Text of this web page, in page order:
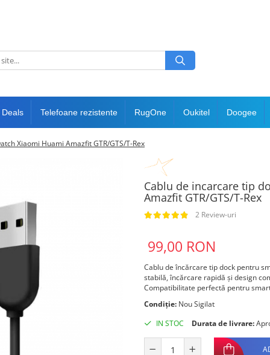
Deals Telefoane rezistente RugOne Oukitel Doogee
Xiaomi Huami Amazfit GTR/GTS/T-Rex
Cablu de incarcare tip
Amazfit GTR/GTS/T-Rex
2 Review-uri
99,00 RON
Cablu de încărcare tip dock pentru
stabilă, încărcare rapidă și design
Compatibilitate perfectă pentru
Condiție: Nou Sigilat
IN STOC
Durata de livrare: